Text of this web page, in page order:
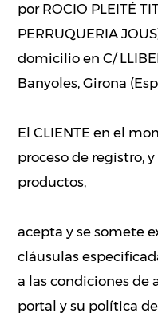
por ROCIO PLEITÉ
PERRUQUERIA
domicilio en C/
Banyoles, Girona
El CLIENTE en el
proceso de registro,
productos,
acepta y se somete
cláusulas
a las condiciones de
portal y su política